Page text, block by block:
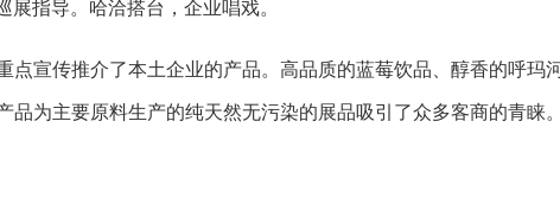
指导。哈洽搭台，企业唱戏。
点宣传推介了本土企业的产品。高品质的蓝莓饮品、醇香的呼玛
品为主要原料生产的纯天然无污染的展品吸引了众多客商的青睐